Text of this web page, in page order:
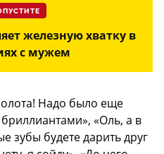
железную хватку в
с мужем
Надо было еще
«Оль, а в
зубы будете дарить друг